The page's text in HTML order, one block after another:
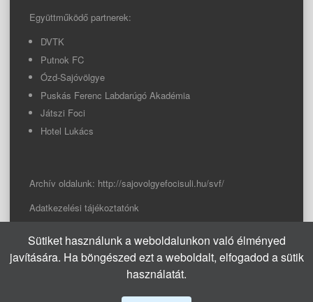
Együttműködő partnerek:
DVTK
Putnok FC
Ózd-Sajóvölgye
Puskás Ferenc Labdarúgó Akadémia
Játszi Foci
Hotel Lukács
Archív oldalunk: http://sajovolgyefocisuli.hu/svf/
Adatkezelési tájékoztatónk
© 2026 Sajóvölgye Focisuli
info@sajovolgyefocisuli.hu
Sütiket használunk a weboldalunkon való élményed
javítására. Ha böngészed ezt a weboldalt, elfogadod a sütik
használatát.